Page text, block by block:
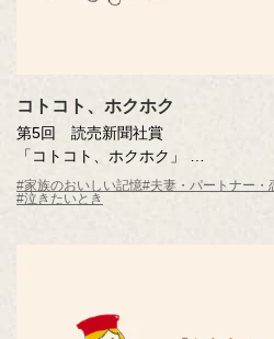
コトコト、ホクホク
第5回 読売新聞社賞
「コトコト、ホクホク」
宮島 英紀さん（東京都・52歳）
※年齢は応募時
#家族のおいしい記憶#夫妻・パートナー・
#泣きたいとき